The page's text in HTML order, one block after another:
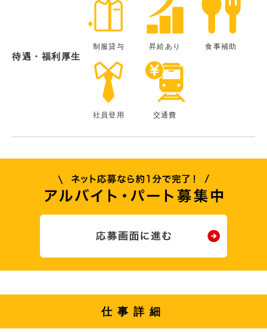
待遇・福利厚生
制服貸与 昇給あり 食事補助
社員登用 交通費
仕事詳細